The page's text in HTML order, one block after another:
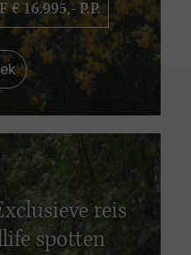
€ 16.995,- P.P.
reis
spotten